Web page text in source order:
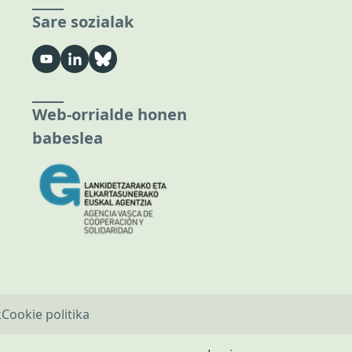
Sare sozialak
Web-orrialde honen
babeslea
Cookie politika